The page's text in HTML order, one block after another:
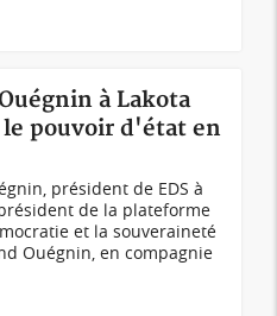
à Lakota
pouvoir d'état en
président de EDS à
président de la plateforme
et la souveraineté
Ouégnin, en compagnie